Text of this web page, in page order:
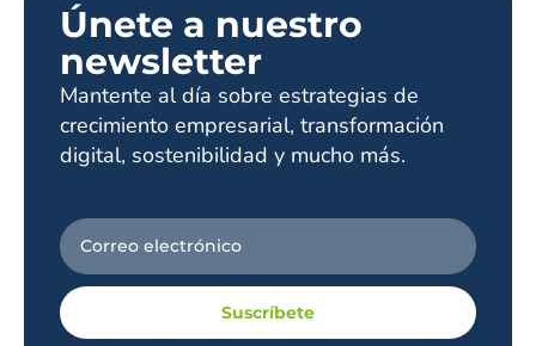
Únete a nuestro
newsletter
Mantente al día sobre estrategias de
crecimiento empresarial, transformación
digital, sostenibilidad y mucho más.
Suscríbete